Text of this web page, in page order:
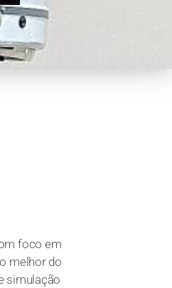
foco em
melhor do
simulação